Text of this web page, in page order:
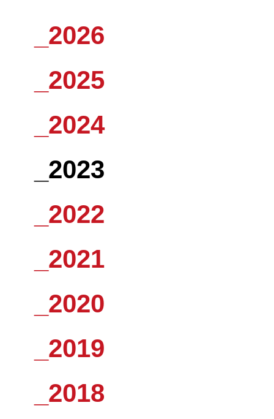
_2026
_2025
_2024
_2023
_2022
_2021
_2020
_2019
_2018